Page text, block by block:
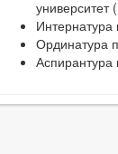
университет
Интернатура
Ординатура
Аспирантура